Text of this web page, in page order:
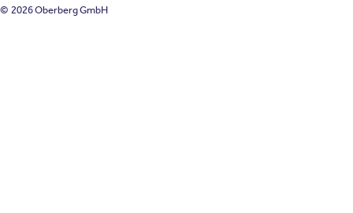
© 2026 Oberberg GmbH